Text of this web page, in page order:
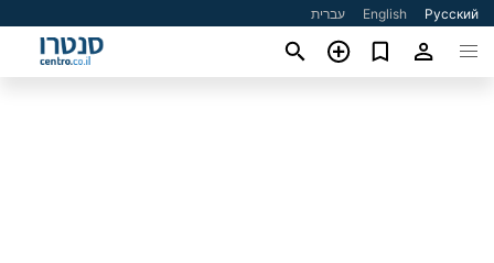
עברית English Русский